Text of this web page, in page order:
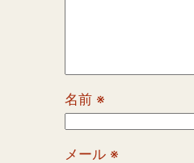
名前 ※
メール ※